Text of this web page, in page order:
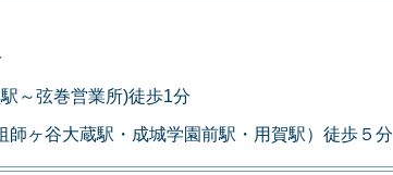
～弦巻営業所)徒歩1分
師ヶ谷大蔵駅・成城学園前駅・用賀駅）徒歩５分